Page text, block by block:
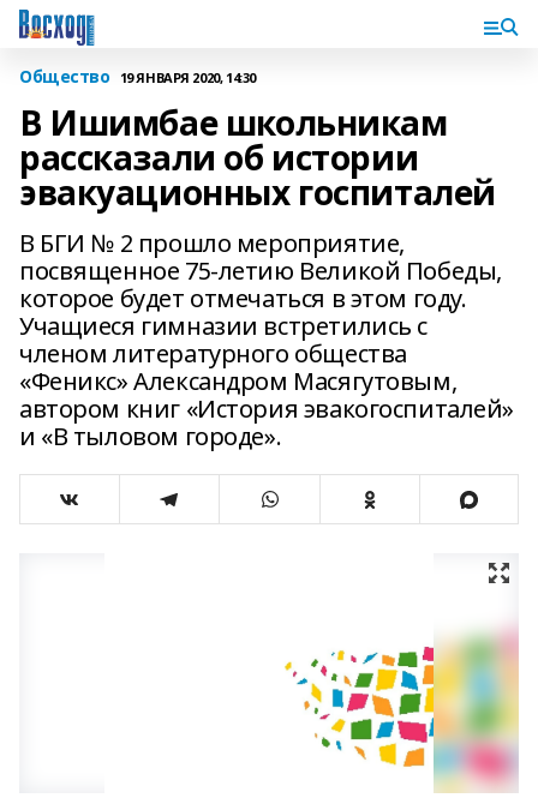
Общество 19 ЯНВАРЯ 2020, 14:30
В Ишимбае школьникам
рассказали об истории
эвакуационных госпиталей
В БГИ № 2 прошло мероприятие,
посвященное 75-летию Великой Победы,
которое будет отмечаться в этом году.
Учащиеся гимназии встретились с
членом литературного общества
«Феникс» Александром Масягутовым,
автором книг «История эвакогоспиталей»
и «В тыловом городе».